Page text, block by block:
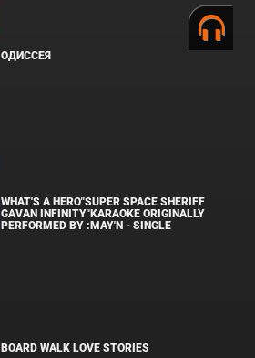
ОДИССЕЯ
WHAT'S A HERO"SUPER SPACE SHERIFF
GAVAN INFINITY"KARAOKE ORIGINALLY
PERFORMED BY :MAY'N - SINGLE
BOARD WALK LOVE STORIES